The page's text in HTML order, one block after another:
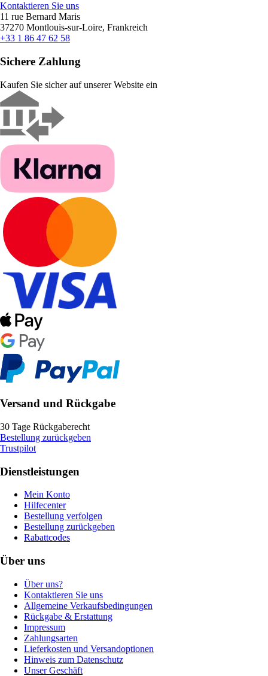
Kontaktieren Sie uns
11 rue Bernard Maris
37270 Montlouis-sur-Loire, Frankreich
+33 1 86 47 62 58
Sichere Zahlung
Kaufen Sie sicher auf unserer Website ein
Versand und Rückgabe
30 Tage Rückgaberecht
Bestellung zurückgeben
Trustpilot
Dienstleistungen
Mein Konto
Hilfecenter
Bestellung verfolgen
Bestellung zurückgeben
Rabattcodes
Über uns
Über uns?
Kontaktieren Sie uns
Allgemeine Verkaufsbedingungen
Rückgabe & Erstattung
Impressum
Zahlungsarten
Lieferkosten und Versandoptionen
Hinweis zum Datenschutz
Unser Geschäft